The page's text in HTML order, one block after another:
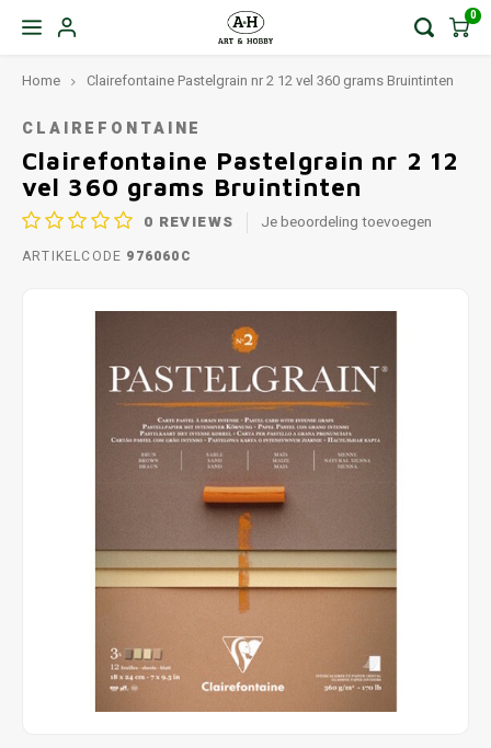
0
Home Clairefontaine Pastelgrain nr 2 12 vel 360 grams Bruintinten
CLAIREFONTAINE
Clairefontaine Pastelgrain nr 2 12
vel 360 grams Bruintinten
0 REVIEWS Je beoordeling toevoegen
ARTIKELCODE 976060C